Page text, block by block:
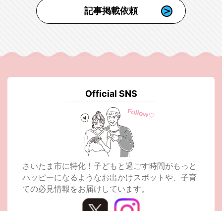
記事掲載依頼
Official SNS
さいたま市に特化！子どもと過ごす時間がもっと
ハッピーになるようなお出かけスポットや、子育
ての必見情報をお届けしています。